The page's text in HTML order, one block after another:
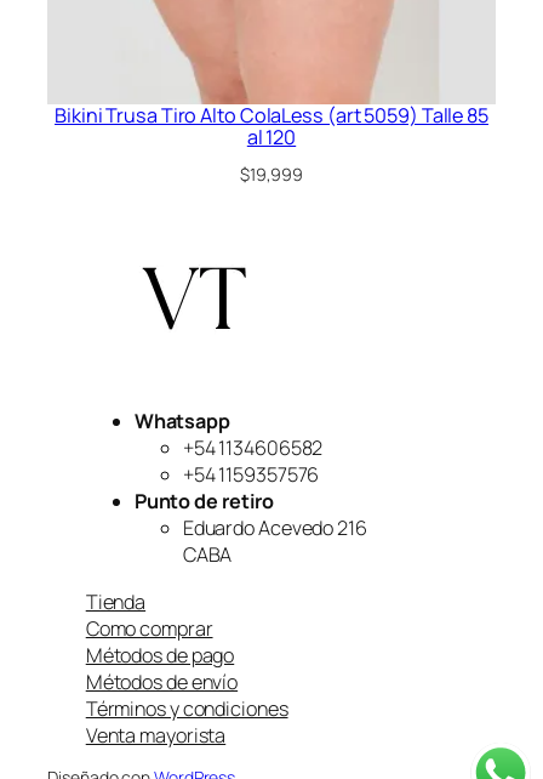
Bikini Trusa Tiro Alto ColaLess (art 5059) Talle 85
al 120
$19,999
Whatsapp
+54 1134606582
+54 1159357576
Punto de retiro
Eduardo Acevedo 216
CABA
Tienda
Como comprar
Métodos de pago
Métodos de envío
Términos y condiciones
Venta mayorista